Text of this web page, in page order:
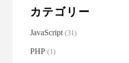
カテゴリー
JavaScript(31)
PHP (1)